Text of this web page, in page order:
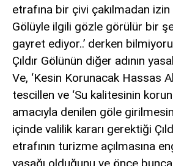
etrafına bir çivi çakılmadan izin
Gölüyle ilgili gözle görülür bir
gayret ediyor..’ derken
Çıldır Gölünün diğer adının
Ve, ‘Kesin Korunacak Hassas
tescillen ve ‘Su kalitesinin
amacıyla denilen göle
içinde valilik kararı gerektiği
etrafının turizme açılmasına
yasağı olduğunu ve önce bunca